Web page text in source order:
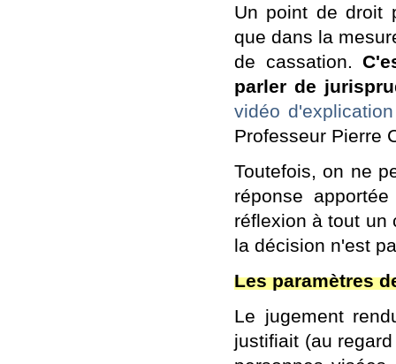
Un point de droit
que dans la
de cassation.
parler de
vidéo
Professeur Pierre
Toutefois, on ne
réponse
réflexion à tout un
la décision n'est
Les paramètres
Le jugement
justifiait (au